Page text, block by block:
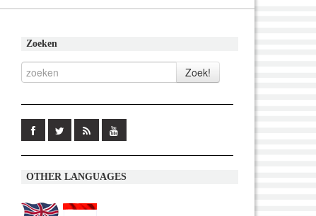
Zoeken
OTHER LANGUAGES